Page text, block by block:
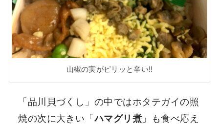
山椒の実がピリッと辛い!!
「品川貝づくし」の中ではホタテガイの照
焼の次に大きい「ハマグリ煮 」も食べ応え